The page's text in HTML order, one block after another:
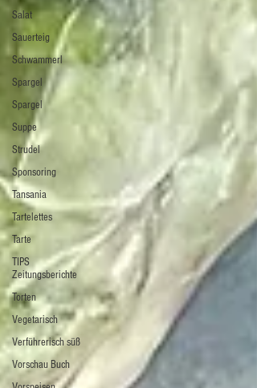
Salat
Sauerteig
Schwammerl
Spargel
Spargel
Suppe
Strudel
Sponsoring
Tansania
Tartelettes
Tarte
TIPS
Zeitungsberichte
Torten
Vegetarisch
Verführerisch süß
Vorschau Buch